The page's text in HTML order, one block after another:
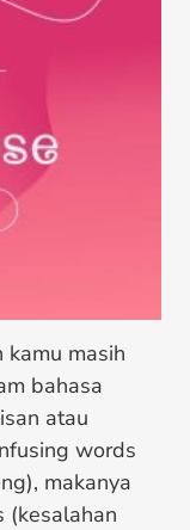
kamu masih
bahasa
atau
words
makanya
(kesalahan